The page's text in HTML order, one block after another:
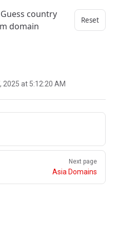
Guess country
domain
Reset
2025 at 5:12:20 AM
Next page
Asia Domains